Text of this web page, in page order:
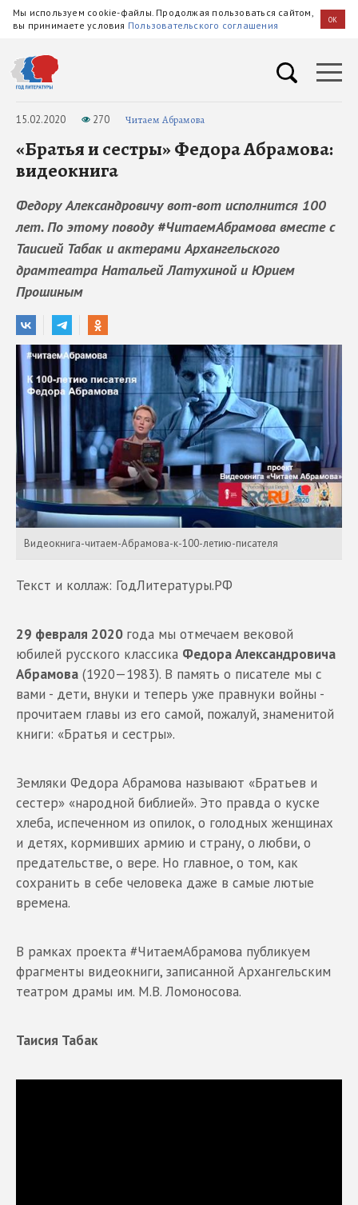
Мы используем cookie-файлы. Продолжая пользоваться сайтом,
вы принимаете условия Пользовательского соглашения OK
15.02.2020 270 Читаем Абрамова
«Братья и сестры» Федора Абрамова:
видеокнига
Федору Александровичу вот-вот исполнится 100
лет. По этому поводу #ЧитаемАбрамова вместе с
Таисией Табак и актерами Архангельского
драмтеатра Натальей Латухиной и Юрием
Прошиным
Видеокнига-читаем-Абрамова-к-100-летию-писателя
Текст и коллаж: ГодЛитературы.РФ
29 февраля 2020 года мы отмечаем вековой
юбилей русского классика Федора Александровича
Абрамова (1920—1983). В память о писателе мы с
вами - дети, внуки и теперь уже правнуки войны -
прочитаем главы из его самой, пожалуй, знаменитой
книги: «Братья и сестры».
Земляки Федора Абрамова называют «Братьев и
сестер» «народной библией». Это правда о куске
хлеба, испеченном из опилок, о голодных женщинах
и детях, кормивших армию и страну, о любви, о
предательстве, о вере. Но главное, о том, как
сохранить в себе человека даже в самые лютые
времена.
В рамках проекта #ЧитаемАбрамова публикуем
фрагменты видеокниги, записанной Архангельским
театром драмы им. М.В. Ломоносова.
Таисия Табак